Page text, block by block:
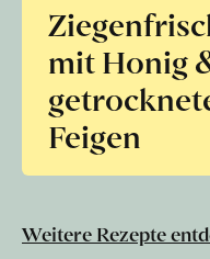
mit Honig
Feigen
Weitere Rezepte